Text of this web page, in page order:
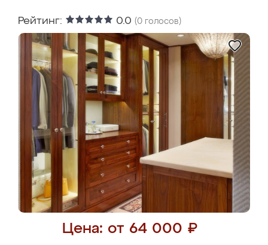
Рейтинг: 0.0 (0 голосов)
Цена: от 64 000 ₽